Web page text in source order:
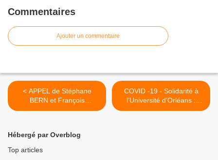
Commentaires
Ajouter un commentaire
< APPEL de Stéphane
BERN et François
BONNEAU pour une
Val de Loire
COVID -19 - Solidarité à
l’Université d’Orléans :
Création du collectif O’SEM
Hébergé par Overblog
Top articles